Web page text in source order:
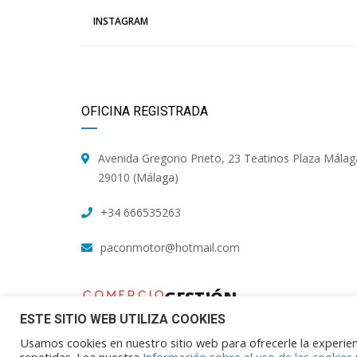
INSTAGRAM
OFICINA REGISTRADA
Avenida Gregorio Prieto, 23 Teatinos Plaza
29010 (Málaga)
+34 666535263
paconmotor@hotmail.com
GESTIÓN
TALLER
ESTE SITIO WEB UTILIZA COOKIES
Usamos cookies en nuestro sitio web para ofrecerle la